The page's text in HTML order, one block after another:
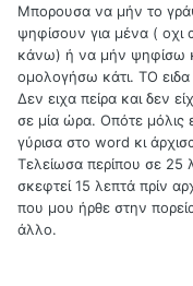
Μπορουσα να μήν το
ψηφίσουν για μένα ( οχι
κάνω) ή να μήν ψηφίσω
ομολογήσω κάτι. ΤΟ ειδα
Δεν ειχα πείρα και δεν
σε μία ώρα. Οπότε μόλις
γύρισα στο word κι
Τελείωσα περίπου σε 25
σκεφτεί 15 λεπτά πρίν
που μου ήρθε στην
άλλο.